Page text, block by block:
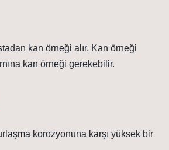
kan örneği alır. Kan örneği
kan örneği gerekebilir.
korozyonuna karşı yüksek bir